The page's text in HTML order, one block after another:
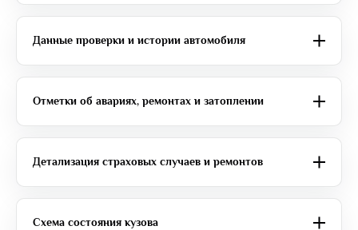
Данные проверки и истории автомобиля
Отметки об авариях, ремонтах и затоплении
Детализация страховых случаев и ремонтов
Схема состояния кузова